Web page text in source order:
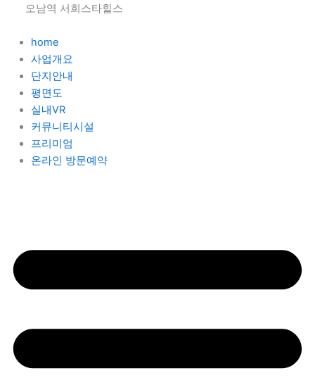
오남역 서희스타힐스
home
사업개요
단지안내
평면도
실내VR
커뮤니티시설
프리미엄
온라인 방문예약